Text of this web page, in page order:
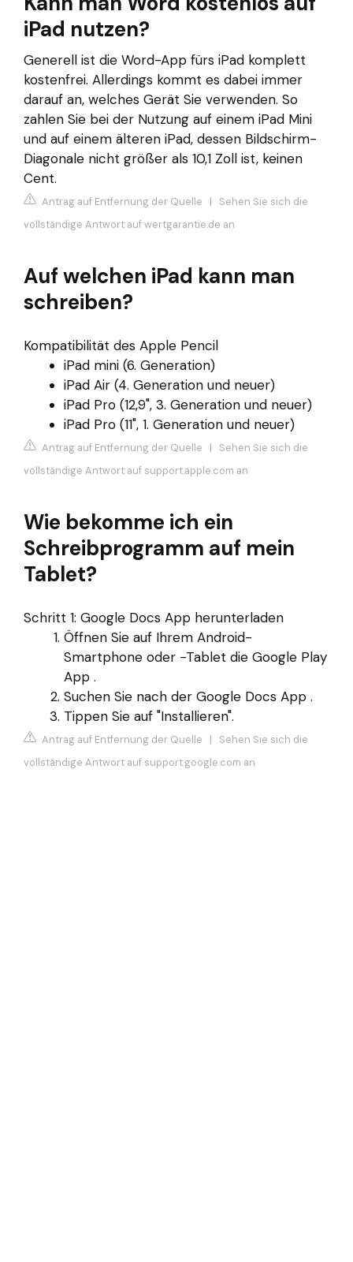
iPad nutzen?
Generell ist die Word-App fürs iPad komplett
kostenfrei. Allerdings kommt es dabei immer
darauf an, welches Gerät Sie verwenden. So
zahlen Sie bei der Nutzung auf einem iPad Mini
und auf einem älteren iPad, dessen Bildschirm-
Diagonale nicht größer als 10,1 Zoll ist, keinen
Cent.
Antrag auf Entfernung der Quelle | Sehen Sie sich die
vollständige Antwort auf wertgarantie.de an
Auf welchen iPad kann man
schreiben?
Kompatibilität des Apple Pencil
iPad mini (6. Generation)
iPad Air (4. Generation und neuer)
iPad Pro (12,9", 3. Generation und neuer)
iPad Pro (11", 1. Generation und neuer)
Antrag auf Entfernung der Quelle | Sehen Sie sich die
vollständige Antwort auf support.apple.com an
Wie bekomme ich ein
Schreibprogramm auf mein
Tablet?
Schritt 1: Google Docs App herunterladen
Öffnen Sie auf Ihrem Android-
Smartphone oder -Tablet die Google Play
App .
Suchen Sie nach der Google Docs App .
Tippen Sie auf "Installieren".
Antrag auf Entfernung der Quelle | Sehen Sie sich die
vollständige Antwort auf support.google.com an